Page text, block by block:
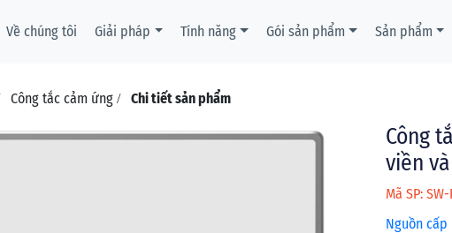
Về chúng tôi Giải pháp Tính năng Gói sản phẩm Sản phẩm
Công tắc cảm ứng / Chi tiết sản phẩm
Công
viền
Mã SP:
Nguồn cấp